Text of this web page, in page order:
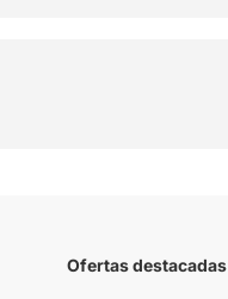
Ofertas destacadas